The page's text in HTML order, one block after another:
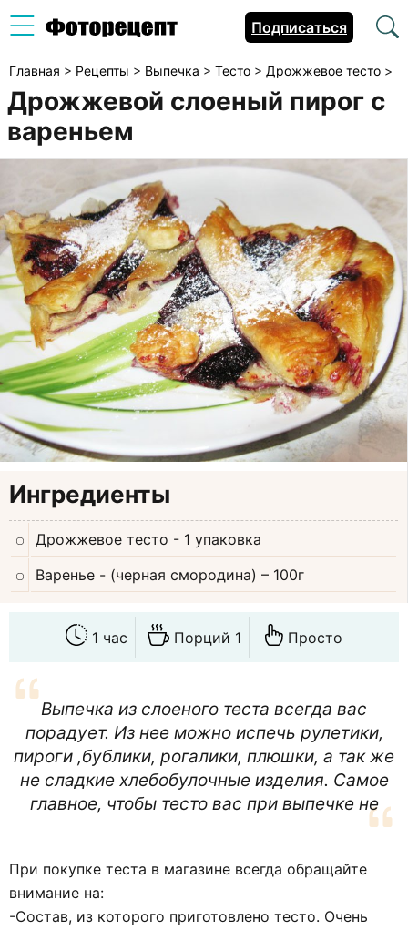
Подписаться
Главная > Рецепты > Выпечка > Тесто > Дрожжевое тесто >
Дрожжевой слоеный пирог с
вареньем
Ингредиенты
Дрожжевое тесто - 1 упаковка
Варенье - (черная смородина) – 100г
1 час Порций 1 Просто
Выпечка из слоеного теста всегда вас
порадует. Из нее можно испечь рулетики,
пироги ,бублики, рогалики, плюшки, а так же
не сладкие хлебобулочные изделия. Самое
главное, чтобы тесто вас при выпечке не
При покупке теста в магазине всегда обращайте
внимание на:
-Состав, из которого приготовлено тесто. Очень